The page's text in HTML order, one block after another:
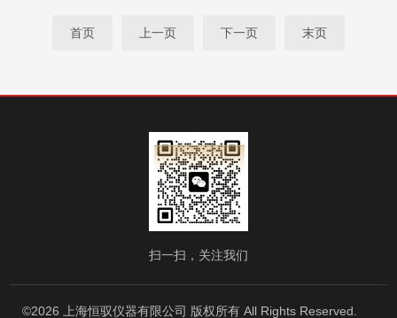
生产效率。平...
首页 上一页 下一页 末页
扫一扫，关注我们
©2026 上海恒驭仪器有限公司 版权所有 All Rights Reserved.